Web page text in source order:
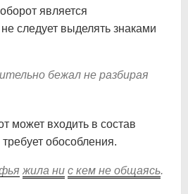
является
не следует выделять знаками
бежал не разбирая
может входить в состав
обособления.
жила ни с кем не общаясь.